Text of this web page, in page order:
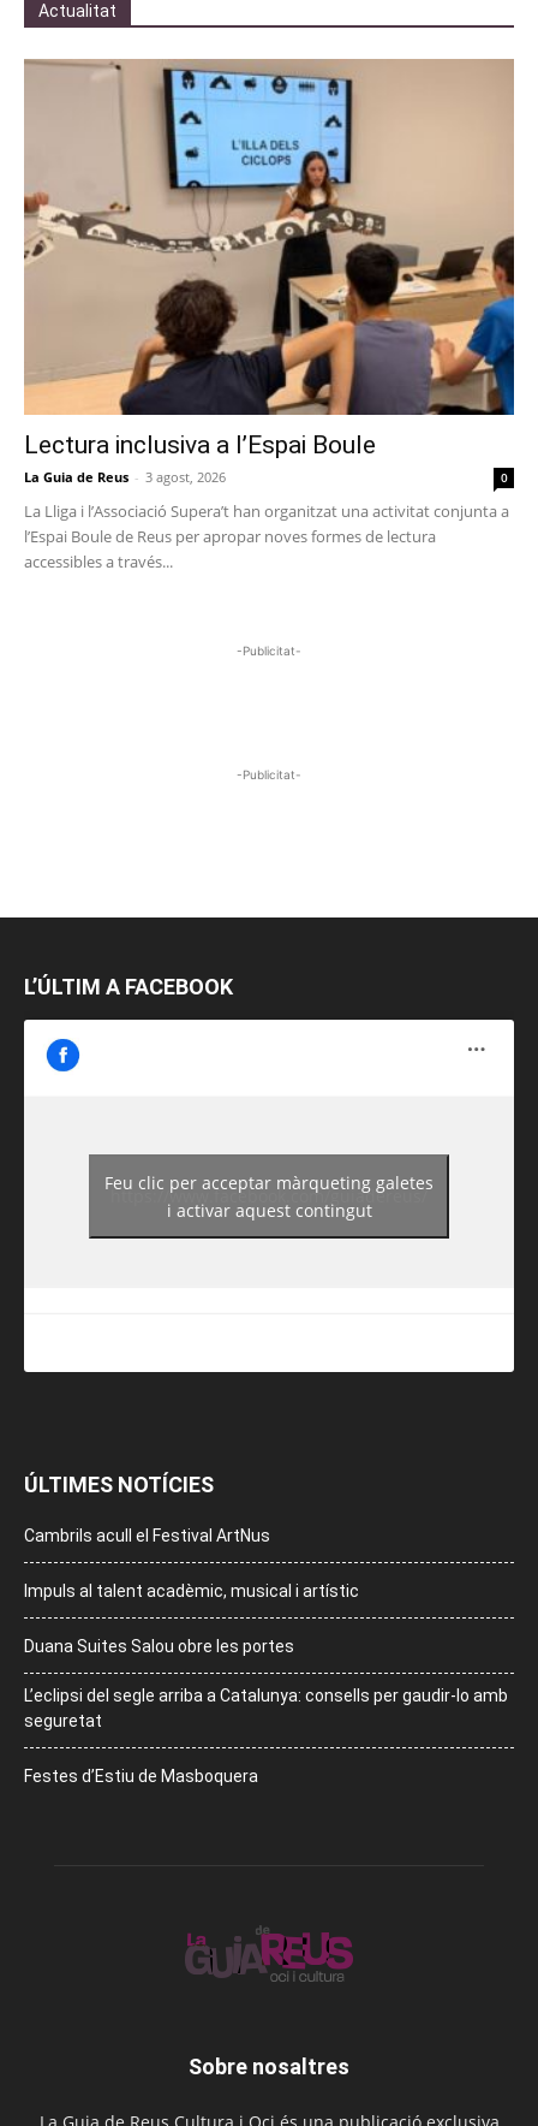
Actualitat
Lectura inclusiva a l’Espai Boule
La Guia de Reus - 3 agost, 2026 0
La Lliga i l’Associació Supera’t han organitzat una activitat conjunta a
l’Espai Boule de Reus per apropar noves formes de lectura
accessibles a través...
-Publicitat-
-Publicitat-
L’ÚLTIM A FACEBOOK
https://www.facebook.com/guiadereus/
Feu clic per acceptar màrqueting galetes
i activar aquest contingut
ÚLTIMES NOTÍCIES
Cambrils acull el Festival ArtNus
Impuls al talent acadèmic, musical i artístic
Duana Suites Salou obre les portes
L’eclipsi del segle arriba a Catalunya: consells per gaudir-lo amb
seguretat
Festes d’Estiu de Masboquera
Sobre nosaltres